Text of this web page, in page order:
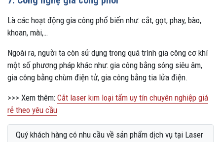
Là các hoạt động gia công phổ biến như: cắt, gọt, phay, bào,
khoan, mài,…
Ngoài ra, người ta còn sử dụng trong quá trình gia công cơ khí
một số phương pháp khác như: gia công bằng sóng siêu âm,
gia công bằng chùm điện tử, gia công bằng tia lửa điện.
>>> Xem thêm: Cắt laser kim loại tấm uy tín chuyên nghiệp giá
rẻ theo yêu cầu
Quý khách hàng có nhu cầu về sản phẩm dịch vụ tại Laser